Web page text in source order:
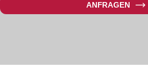
ANFRAGEN